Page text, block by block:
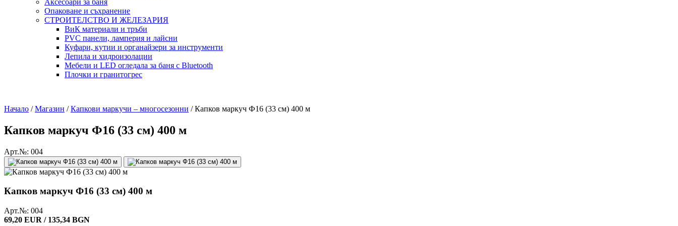
Опаковане и съхранение
СТРОИТЕЛСТВО И ЖЕЛЕЗАРИЯ
ВиК материали и тръби
PVC панели, ламперия и лайсни
Куфари, кутии и органайзери за инструменти
Лепила и хидроизолации
Мебели и LED огледала за баня с Bluetooth
Плочки и гранитогрес
Начало / Магазин / Капкови маркучи – многосезонни / Капков маркуч Ф16 (33 см) 400 м
Капков маркуч Ф16 (33 см) 400 м
Арт.№: 004
Капков маркуч Ф16 (33 см) 400 м
Арт.№: 004
69,20 EUR / 135,34 BGN